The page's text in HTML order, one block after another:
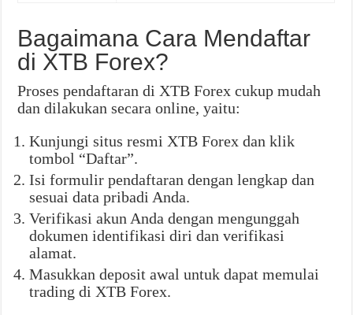
Bagaimana Cara Mendaftar
di XTB Forex?
Proses pendaftaran di XTB Forex cukup mudah
dan dilakukan secara online, yaitu:
Kunjungi situs resmi XTB Forex dan klik
tombol “Daftar”.
Isi formulir pendaftaran dengan lengkap dan
sesuai data pribadi Anda.
Verifikasi akun Anda dengan mengunggah
dokumen identifikasi diri dan verifikasi
alamat.
Masukkan deposit awal untuk dapat memulai
trading di XTB Forex.